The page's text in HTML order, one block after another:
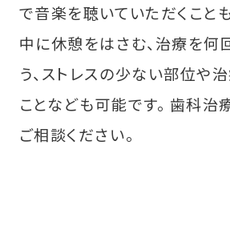
で音楽を聴いていただくこと
中に休憩をはさむ、治療を何
う、ストレスの少ない部位や
ことなども可能です。 歯科
ご相談ください。